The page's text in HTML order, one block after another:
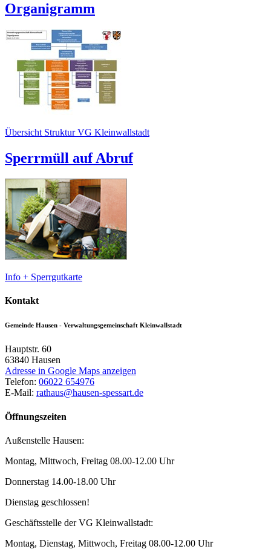
Organigramm
Übersicht Struktur VG Kleinwallstadt
Sperrmüll auf Abruf
Info + Sperrgutkarte
Kontakt
Gemeinde Hausen - Verwaltungsgemeinschaft Kleinwallstadt
Hauptstr. 60
63840 Hausen
Adresse in Google Maps anzeigen
Telefon: 06022 654976
E-Mail: rathaus@hausen-spessart.de
Öffnungszeiten
Außenstelle Hausen:
Montag, Mittwoch, Freitag 08.00-12.00 Uhr
Donnerstag 14.00-18.00 Uhr
Dienstag geschlossen!
Geschäftsstelle der VG Kleinwallstadt:
Montag, Dienstag, Mittwoch, Freitag 08.00-12.00 Uhr